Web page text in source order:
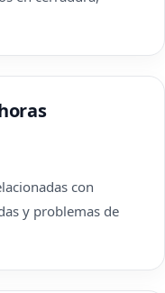
con
y problemas de